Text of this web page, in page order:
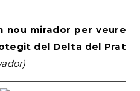
nou mirador per veure
del Delta del Prat